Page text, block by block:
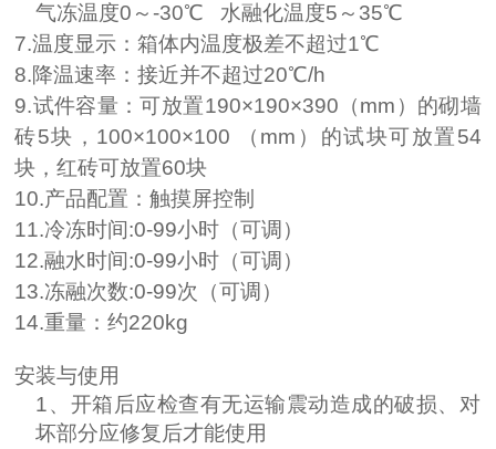
气冻温度0 ～-30℃ 水融化温度5 ～ 35℃
7.温度显示：箱体内温度极差不超过1℃
8.降温速率：接近并不超过20℃/h
9.试件容量：可放置190×190×390（mm）的砌墙
砖5块，100×100×100 （mm）的试块可放置54
块，红砖可放置60块
10.产品配置：触摸屏控制
11.冷冻时间:0-99小时（可调）
12.融水时间:0-99小时（可调）
13.冻融次数:0-99次（可调）
14.重量：约220kg
安装与使用
1、 开箱后应检查有无运输震动造成的破损、对
坏部分应修复后才能使用